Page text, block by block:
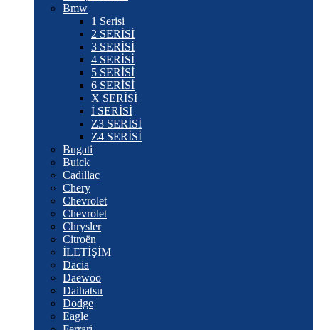
Bmw
1 Serisi
2 SERİSİ
3 SERİSİ
4 SERİSİ
5 SERİSİ
6 SERİSİ
X SERİSİ
İ SERİSİ
Z3 SERİSİ
Z4 SERİSİ
Bugati
Buick
Cadillac
Chery
Chevrolet
Chevrolet
Chrysler
Citroën
İLETİŞİM
Dacia
Daewoo
Daihatsu
Dodge
Eagle